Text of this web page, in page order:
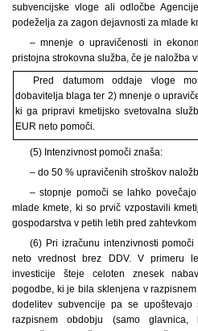
subvencijske vloge ali odločbe
podeželja za zagon dejavnosti za mlade
– mnenje o upravičenosti in
pristojna strokovna služba, če je naložba
Pred datumom oddaje vloge
dobavitelja blaga ter 2) mnenje o
ki ga pripravi kmetijsko svetovalna
EUR neto pomoči.
(5) Intenzivnost pomoči znaša:
– do 50 % upravičenih stroškov
– stopnje pomoči se lahko
mlade kmete, ki so prvič vzpostavili
gospodarstva v petih letih pred
(6) Pri izračunu intenzivnosti
neto vrednost brez DDV. V primeru
investicije šteje celoten znesek
pogodbe, ki je bila sklenjena v
dodelitev subvencije pa se
razpisnem obdobju (samo